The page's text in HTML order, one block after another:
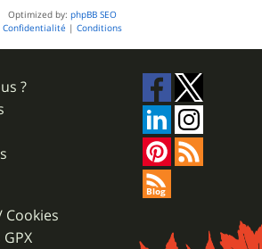
Optimized by: phpBB SEO
Confidentialité | Conditions
?